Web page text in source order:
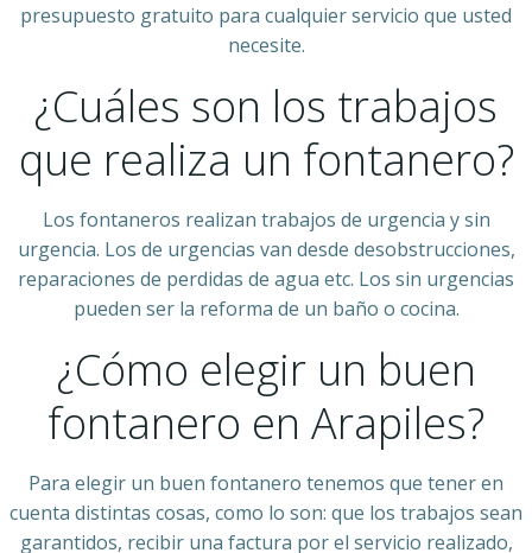
presupuesto gratuito para cualquier servicio que usted
necesite.
¿Cuáles son los trabajos
que realiza un fontanero?
Los fontaneros realizan trabajos de urgencia y sin
urgencia. Los de urgencias van desde desobstrucciones,
reparaciones de perdidas de agua etc. Los sin urgencias
pueden ser la reforma de un baño o cocina.
¿Cómo elegir un buen
fontanero en Arapiles?
Para elegir un buen fontanero tenemos que tener en
cuenta distintas cosas, como lo son: que los trabajos sean
garantidos, recibir una factura por el servicio realizado,